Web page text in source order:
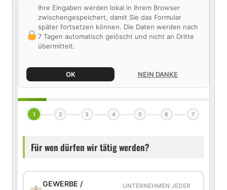
Ihre Eingaben werden lokal in Ihrem Browser
zwischengespeichert, damit Sie das Formular
später fortsetzen können. Die Daten werden nach
7 Tagen automatisch gelöscht und nicht an Dritte
übermittelt.
OK NEIN DANKE
1 2 3 4 5 6 7
Für wen dürfen wir tätig werden?
GEWERBE /
UNTERNEHMEN JEDER